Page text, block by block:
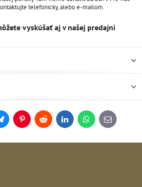
telefonicky, alebo e-mailom.
vyskúšať aj v našej predajni
BlueskyPinterestReddit LinkedInWhatsApp
E-
mail